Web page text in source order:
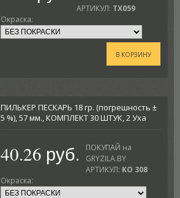
АРТИКУЛ: TX059
Окраска:
В КОРЗИНУ
ПИЛЬКЕР ПЕСКАРЬ 18 гр. (погрешность ±
5 %), 57 мм., КОМПЛЕКТ 30 ШТУК, 2 Уха
40.26 руб.
ПОКУПАЙ на
GRYZILA.BY
АРТИКУЛ: KO 308
Окраска: